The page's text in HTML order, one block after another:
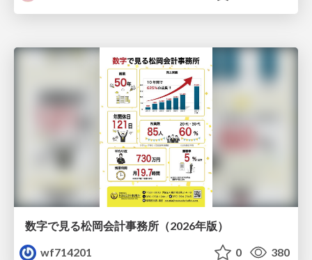
数字で見る松岡会計事務所（2026年版）
wf714201
0 380